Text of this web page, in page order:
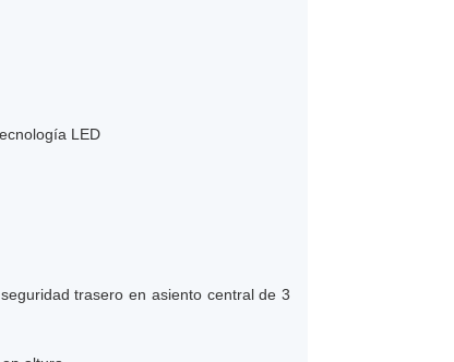
LED
trasero en asiento central de 3